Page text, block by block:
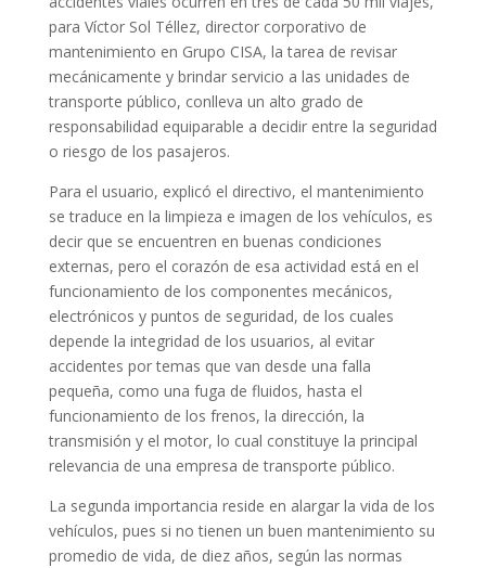
para Víctor Sol Téllez, director corporativo de
mantenimiento en Grupo CISA, la tarea de revisar
mecánicamente y brindar servicio a las unidades de
transporte público, conlleva un alto grado de
responsabilidad equiparable a decidir entre la seguridad
o riesgo de los pasajeros.
Para el usuario, explicó el directivo, el mantenimiento
se traduce en la limpieza e imagen de los vehículos, es
decir que se encuentren en buenas condiciones
externas, pero el corazón de esa actividad está en el
funcionamiento de los componentes mecánicos,
electrónicos y puntos de seguridad, de los cuales
depende la integridad de los usuarios, al evitar
accidentes por temas que van desde una falla
pequeña, como una fuga de fluidos, hasta el
funcionamiento de los frenos, la dirección, la
transmisión y el motor, lo cual constituye la principal
relevancia de una empresa de transporte público.
La segunda importancia reside en alargar la vida de los
vehículos, pues si no tienen un buen mantenimiento su
promedio de vida, de diez años, según las normas